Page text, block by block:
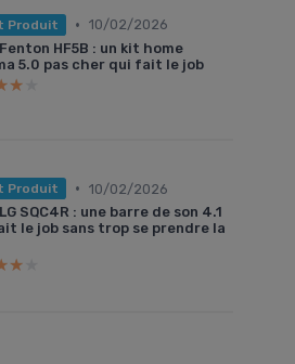
Produit • 10/02/2026
HF5B : un kit home
5.0 pas cher qui fait le job
Produit • 10/02/2026
SQC4R : une barre de son 4.1
le job sans trop se prendre la